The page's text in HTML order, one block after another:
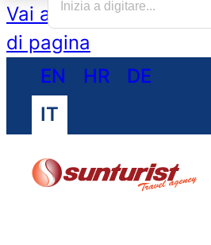
Vai al contenuto
di pagina
EN
HR
DE
IT